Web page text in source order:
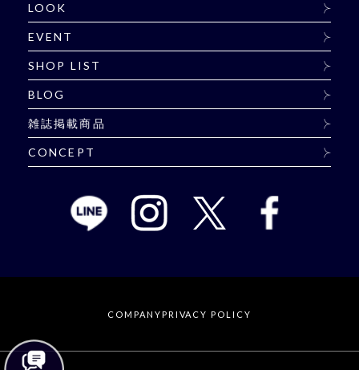
LOOK
EVENT
SHOP LIST
BLOG
雑誌掲載商品
CONCEPT
COMPANYPRIVACY POLICY